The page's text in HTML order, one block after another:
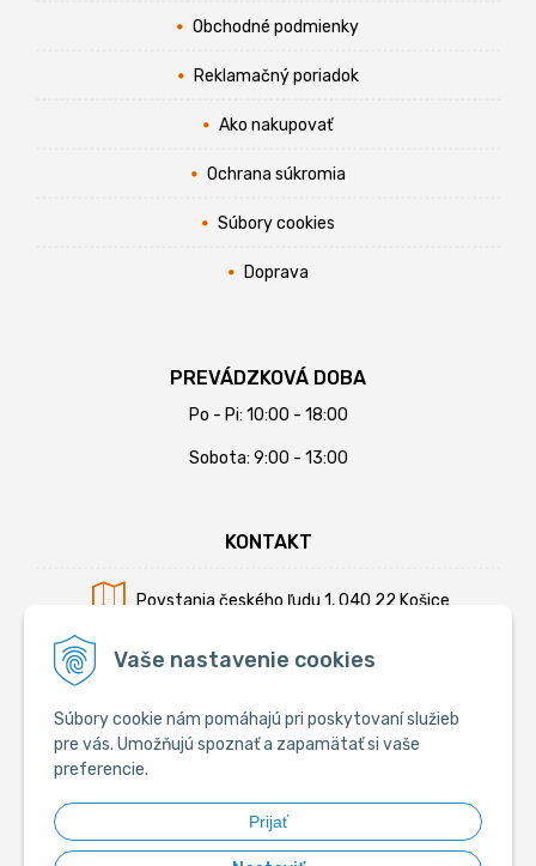
Vaše nastavenie cookies
Súbory cookie nám pomáhajú pri poskytovaní služieb
pre vás. Umožňujú spoznať a zapamätať si vaše
preferencie.
Prijať
Obchodné podmienky
Reklamačný poriadok
Ako nakupovať
Ochrana súkromia
Súbory cookies
Doprava
PREVÁDZKOVÁ DOBA
Po - Pi: 10:00 - 18:00
Sobota: 9:00 - 13:00
KONTAKT
Povstania českého ľudu 1, 040 22 Košice
Mobil:+421 902 794 355
E-mail:info@krmiva.sk